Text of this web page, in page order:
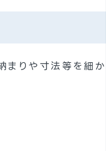
まりや寸法等を細か